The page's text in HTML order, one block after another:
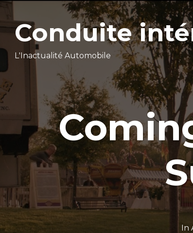
Conduite
L'Inactualité Automobile
In